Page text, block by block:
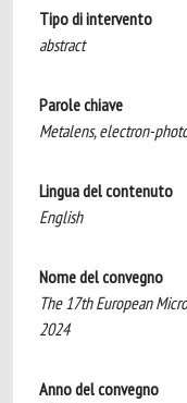
Tipo di intervento
abstract
Parole chiave
Metalens, electron-
Lingua del contenuto
English
Nome del convegno
The 17th European
2024
Anno del convegno